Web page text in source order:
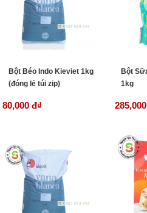
Bột Béo Indo Kieviet 1kg
(đóng lẻ túi zip)
80,000 đ₫
Bột
1kg